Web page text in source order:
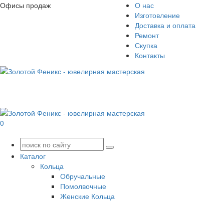
Офисы продаж
О нас
Изготовление
Доставка и оплата
Ремонт
Скупка
Контакты
0
Каталог
Кольца
Обручальные
Помолвочные
Женские Кольца